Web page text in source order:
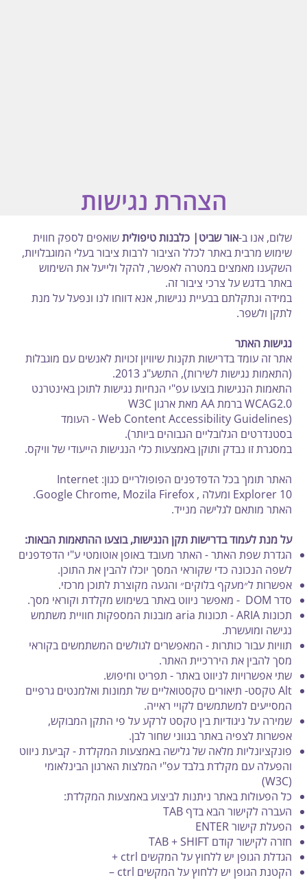
הצהרת נגישות
שלום, אנו ב-אור שביט| כלבנות טיפוליתשואפים לספק חווית
שימוש מרבית באתר לכלל הציבור לרבות ציבור בעלי המוגבלויות,
השקענו מאמצים במטרה לאפשר, להקל ולייעל את השימוש
באתר בדגש על צרכי ציבור זה.
במידה ונתקלתם בבעיית נגישות, אנא דווחו לנו ונפעל על מנת
לתקן ולשפר.
נגישות האתר
אתר זה עומד בדרישות תקנות שיוויון זכויות לאנשים עם מוגבלות
(התאמות נגישות לשירות), התשע"ג 2013.
התאמות הנגישות בוצעו עפ"י הנחיות נגישות לתוכן באינטרנט
WCAG2.0 ברמת AA מאת ארגון W3C
(Web Content Accessibility Guidelines - העומד
בסטנדרטים הגלובליים הגבוהים ביותר).
במסגרת זו נבדק ותוקן באמצעות כלי הנגישות הייעודי של וויקס.
האתר תומך בכל הדפדפנים הפופולריים כגון: Internet
Explorer 10 ומעלה , Google Chrome, Mozila Firefox.
האתר מותאם לגלישה מנייד.
על מנת לעמוד בדרישות תקן הנגישות, בוצעו ההתאמות הבאות:
הגדרת שפת האתר - האתר מעובד באופן אוטומטי ע"י הדפדפנים
לשפה הנכונה כדי שקוראי המסך יוכלו להבין את התוכן.
אפשרות ל״מעקף בלוקים״ והגעה מקוצרת לתוכן מרכזי.
סדר DOM - מאפשר ניווט באתר בשימוש מקלדת וקוראי מסך.
תכונות ARIA - תכונות aria מובנות המספקות חוויית משתמש
נגישה ומועשרת.
תוויות עבור כותרות - המאפשרים לגולשים המשתמשים בקוראי
מסך להבין את היררכיית האתר.
שתי אפשרויות לניווט באתר - תפריט וחיפוש.
Alt טקסט- תיאורים טקסטואליים של תמונות ואלמנטים גרפיים
המסייעים למשתמשים לקויי ראייה.
שמירה על ניגודיות בין טקסט לרקע על פי התקן המבוקש,
אפשרות לצפיה באתר בגווני שחור לבן.​
פונקציונליות מלאה של גלישה באמצעות המקלדת - קביעת ניווט
והפעלה עם מקלדת בלבד עפ"י המלצות הארגון הבינלאומי
(W3C)
כל הפעולות באתר ניתנות לביצוע באמצעות המקלדת:
העברה לקישור הבא בדף TAB
הפעלת קישור ENTER
חזרה לקישור קודם TAB + SHIFT
הגדלת הגופן יש ללחוץ על המקשים ctrl +
הקטנת הגופן יש ללחוץ על המקשים ctrl –